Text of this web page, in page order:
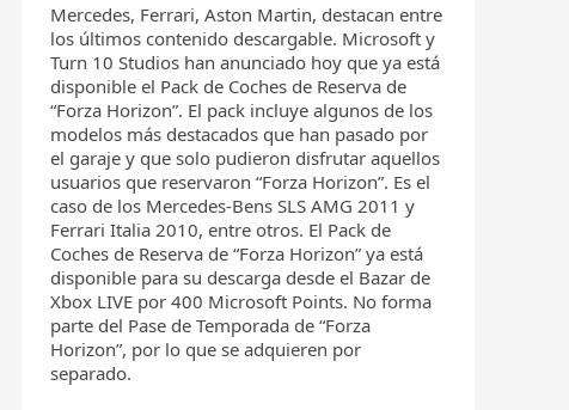
Mercedes, Ferrari, Aston Martin, destacan entre
los últimos contenido descargable. Microsoft y
Turn 10 Studios han anunciado hoy que ya está
disponible el Pack de Coches de Reserva de
“Forza Horizon”. El pack incluye algunos de los
modelos más destacados que han pasado por
el garaje y que solo pudieron disfrutar aquellos
usuarios que reservaron “Forza Horizon”. Es el
caso de los Mercedes-Bens SLS AMG 2011 y
Ferrari Italia 2010, entre otros. El Pack de
Coches de Reserva de “Forza Horizon” ya está
disponible para su descarga desde el Bazar de
Xbox LIVE por 400 Microsoft Points. No forma
parte del Pase de Temporada de “Forza
Horizon”, por lo que se adquieren por
separado.